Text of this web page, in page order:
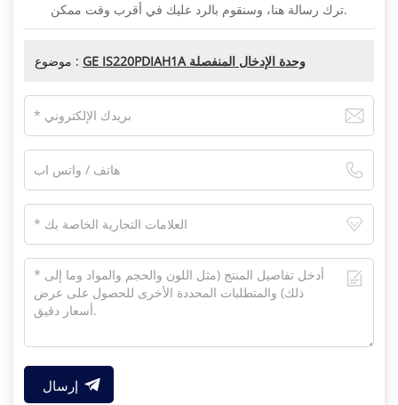
ترك رسالة هنا، وسنقوم بالرد عليك في أقرب وقت ممكن.
موضوع : GE IS220PDIAH1A وحدة الإدخال المنفصلة
إرسال